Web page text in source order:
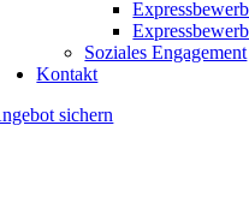
Soziales Engagement
Kontakt
sichern